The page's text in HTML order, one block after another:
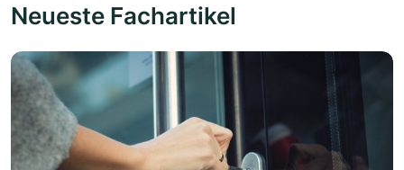
Neueste Fachartikel